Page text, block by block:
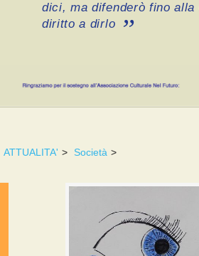
dici, ma difenderò fino alla
diritto a dirlo
ATTUALITA' > Società >